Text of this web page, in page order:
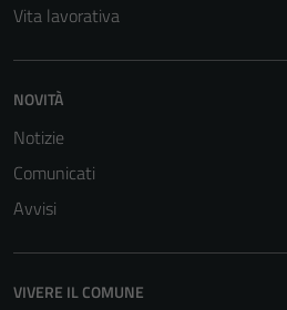
Vita lavorativa
NOVITÀ
Notizie
Comunicati
Avvisi
VIVERE IL COMUNE